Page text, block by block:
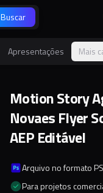
Buscar
Apresentações Mais
Motion Story
Novaes Flyer
AEP Editável
Arquivo no formato
Para projetos